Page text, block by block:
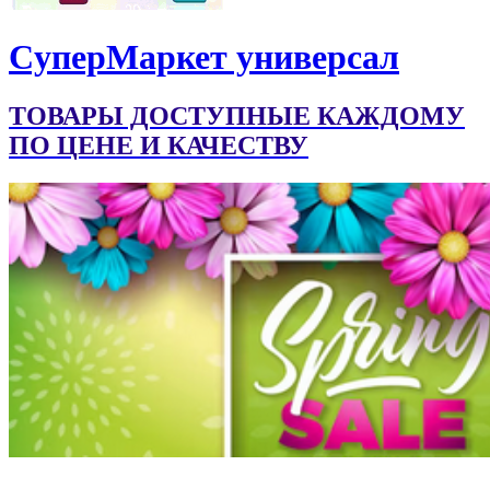
CуперМаркет универсал
ТОВАРЫ ДОСТУПНЫЕ КАЖДОМУ
ПО ЦЕНЕ И КАЧЕСТВУ